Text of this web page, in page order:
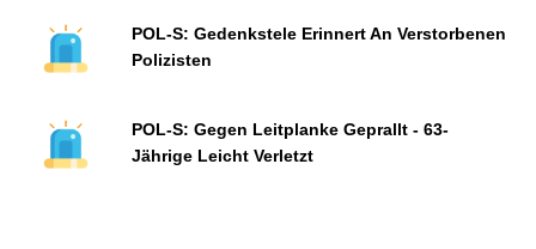
POL-S: Gedenkstele Erinnert An Verstorbenen
Polizisten
POL-S: Gegen Leitplanke Geprallt - 63-
Jährige Leicht Verletzt